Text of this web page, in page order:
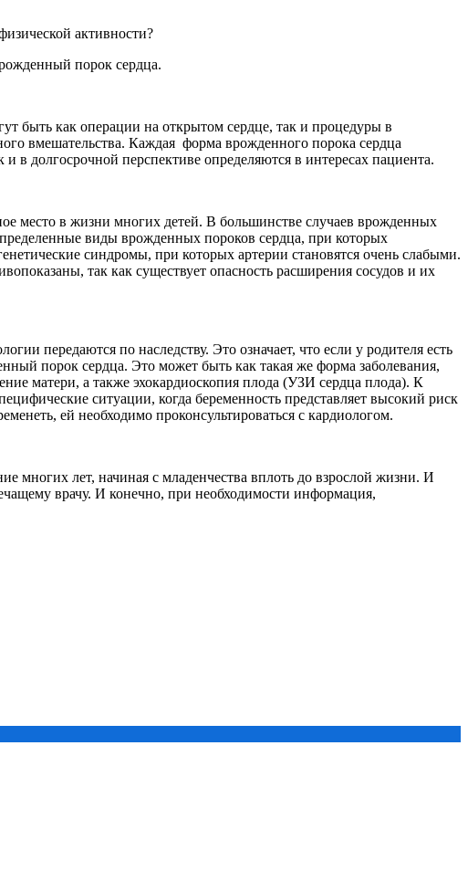
активности?
порок сердца.
быть как операции на открытом сердце, так и процедуры в
вмешательства. Каждая форма врожденного порока сердца
в долгосрочной перспективе определяются в интересах пациента.
место в жизни многих детей. В большинстве случаев врожденных
виды врожденных пороков сердца, при которых
синдромы, при которых артерии становятся очень слабыми.
так как существует опасность расширения сосудов и их
передаются по наследству. Это означает, что если у родителя есть
порок сердца. Это может быть как такая же форма заболевания,
матери, а также эхокардиоскопия плода (УЗИ сердца плода). К
ситуации, когда беременность представляет высокий риск
ей необходимо проконсультироваться с кардиологом.
лет, начиная с младенчества вплоть до взрослой жизни. И
врачу. И конечно, при необходимости информация,